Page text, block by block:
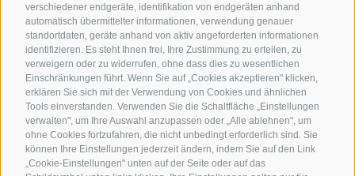
verschiedener endgeräte, identifikation von endgeräten anhand
automatisch übermittelter informationen, verwendung genauer
standortdaten, geräte anhand von aktiv angeforderten informationen
identifizieren. Es steht Ihnen frei, Ihre Zustimmung zu erteilen, zu
verweigern oder zu widerrufen, ohne dass dies zu wesentlichen
Einschränkungen führt. Wenn Sie auf „Cookies akzeptieren" klicken,
erklären Sie sich mit der Verwendung von Cookies und ähnlichen
Tools einverstanden. Verwenden Sie die Schaltfläche „Einstellungen
verwalten", um Ihre Auswahl anzupassen oder „Alle ablehnen", um
ohne Cookies fortzufahren, die nicht unbedingt erforderlich sind. Sie
können Ihre Einstellungen jederzeit ändern, indem Sie auf den Link
„Cookie-Einstellungen" unten auf der Seite oder auf das
info@hotelreischach.com
Lage & Anreise
© 2026 Hotel Reischach | Prack-zu-Asch-Str. 10 | I-39031
Reischach/Bruneck (BZ)